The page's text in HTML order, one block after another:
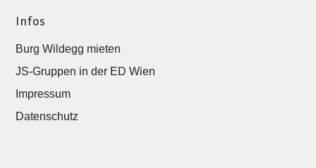
Infos
Burg Wildegg mieten
JS-Gruppen in der ED Wien
Impressum
Datenschutz